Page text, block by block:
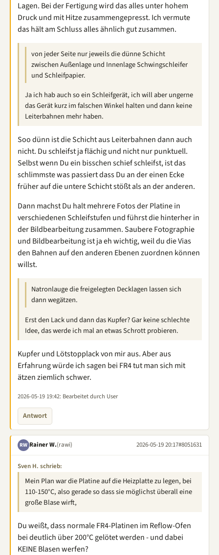
Lagen. Bei der Fertigung wird das alles unter hohem
Druck und mit Hitze zusammengepresst. Ich vermute
das hält am Schluss alles ähnlich gut zusammen.
von jeder Seite nur jeweils die dünne Schicht
zwischen Außenlage und Innenlage Schwingschleifer
und Schleifpapier.
Ja ich hab auch so ein Schleifgerät, ich will aber ungerne
das Gerät kurz im falschen Winkel halten und dann keine
Leiterbahnen mehr haben.
Soo dünn ist die Schicht aus Leiterbahnen dann auch
nicht. Du schleifst ja flächig und nicht nur punktuell.
Selbst wenn Du ein bisschen schief schleifst, ist das
schlimmste was passiert dass Du an der einen Ecke
früher auf die untere Schicht stößt als an der anderen.
Dann machst Du halt mehrere Fotos der Platine in
verschiedenen Schleifstufen und führst die hinterher in
der Bildbearbeitung zusammen. Saubere Fotographie
und Bildbearbeitung ist ja eh wichtig, weil du die Vias
den Bahnen auf den anderen Ebenen zuordnen können
willst.
Natronlauge die freigelegten Decklagen lassen sich
dann wegätzen.
Erst den Lack und dann das Kupfer? Gar keine schlechte
Idee, das werde ich mal an etwas Schrott probieren.
Kupfer und Lötstopplack von mir aus. Aber aus
Erfahrung würde ich sagen bei FR4 tut man sich mit
ätzen ziemlich schwer.
2026-05-19 19:42: Bearbeitet durch User
Antwort
RW Rainer W.(rawi) 2026-05-19 20:17#8051631
Sven H. schrieb:
Mein Plan war die Platine auf die Heizplatte zu legen, bei
110-150°C, also gerade so dass sie möglichst überall eine
große Blase wirft,
Du weißt, dass normale FR4-Platinen im Reflow-Ofen
bei deutlich über 200°C gelötet werden - und dabei
KEINE Blasen werfen?